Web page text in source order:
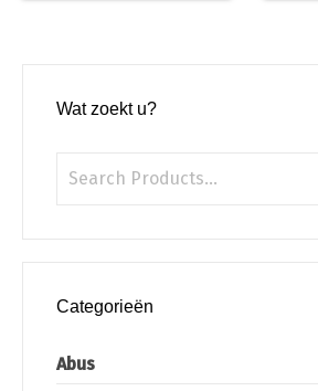
Wat zoekt u?
Categorieën
Abus